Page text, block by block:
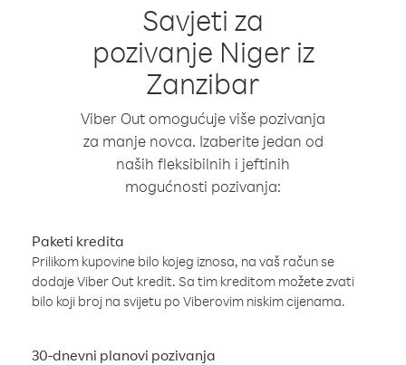
Savjeti za
pozivanje Niger iz
Zanzibar
Viber Out omogućuje više pozivanja
za manje novca. Izaberite jedan od
naših fleksibilnih i jeftinih
mogućnosti pozivanja:
Paketi kredita
Prilikom kupovine bilo kojeg iznosa, na vaš račun se
dodaje Viber Out kredit. Sa tim kreditom možete zvati
bilo koji broj na svijetu po Viberovim niskim cijenama.
30-dnevni planovi pozivanja